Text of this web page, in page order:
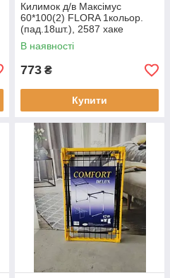
Килимок д/в Максімус
60*100(2) FLORA 1кольор.
(пад.18шт.), 2587 хаке
В наявності
773 ₴
Купити